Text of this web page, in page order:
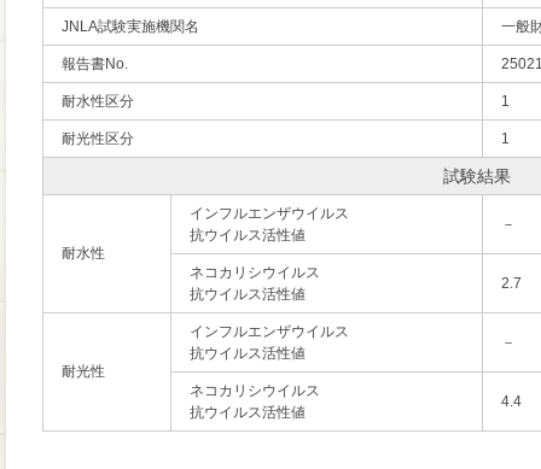
JNLA試験実施機関名 一般
報告書No.
耐水性区分 1
耐光性区分 1
試験結果
耐水性
インフルエンザウイルス
抗ウイルス活性値
－
ネコカリシウイルス
抗ウイルス活性値
2.7
耐光性
インフルエンザウイルス
抗ウイルス活性値
－
ネコカリシウイルス
抗ウイルス活性値
4.4